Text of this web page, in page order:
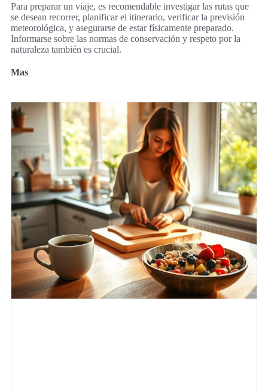
Para preparar un viaje, es recomendable investigar las rutas que
se desean recorrer, planificar el itinerario, verificar la previsión
meteorológica, y asegurarse de estar físicamente preparado.
Informarse sobre las normas de conservación y respeto por la
naturaleza también es crucial.
Mas